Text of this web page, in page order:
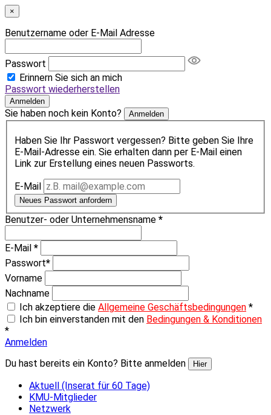
×
Benutzername oder E-Mail Adresse
Passwort
Erinnern Sie sich an mich
Passwort wiederherstellen
Anmelden
Sie haben noch kein Konto? Anmelden
Haben Sie Ihr Passwort vergessen? Bitte geben Sie Ihre
E-Mail-Adresse ein. Sie erhalten dann per E-Mail einen
Link zur Erstellung eines neuen Passworts.
E-Mail
Neues Passwort anfordern
Benutzer- oder Unternehmensname *
E-Mail *
Passwort*
Vorname
Nachname
Ich akzeptiere die Allgemeine Geschäftsbedingungen *
Ich bin einverstanden mit den Bedingungen & Konditionen
*
Anmelden
Du hast bereits ein Konto? Bitte anmelden
Hier
Aktuell (Inserat für 60 Tage)
KMU-Mitglieder
Netzwerk